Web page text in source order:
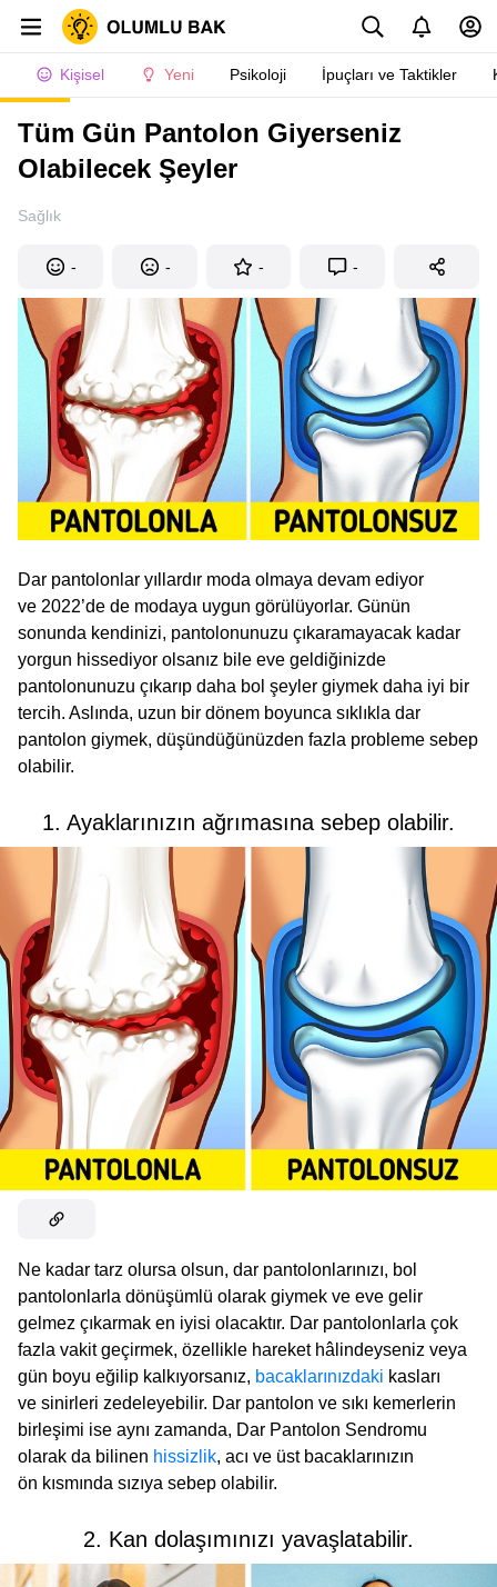
Kişisel Yeni Psikoloji İpuçları ve Taktikler
Tüm Gün Pantolon Giyerseniz
Olabilecek Şeyler
Sağlık
- - - -
Dar pantolonlar yıllardır moda olmaya devam ediyor
ve 2022’de de modaya uygun görülüyorlar. Günün
sonunda kendinizi, pantolonunuzu çıkaramayacak kadar
yorgun hissediyor olsanız bile eve geldiğinizde
pantolonunuzu çıkarıp daha bol şeyler giymek daha iyi bir
tercih. Aslında, uzun bir dönem boyunca sıklıkla dar
pantolon giymek, düşündüğünüzden fazla probleme sebep
olabilir.
1. Ayaklarınızın ağrımasına sebep olabilir.
Ne kadar tarz olursa olsun, dar pantolonlarınızı, bol
pantolonlarla dönüşümlü olarak giymek ve eve gelir
gelmez çıkarmak en iyisi olacaktır. Dar pantolonlarla çok
fazla vakit geçirmek, özellikle hareket hâlindeyseniz veya
gün boyu eğilip kalkıyorsanız, bacaklarınızdaki kasları
ve sinirleri zedeleyebilir. Dar pantolon ve sıkı kemerlerin
birleşimi ise aynı zamanda, Dar Pantolon Sendromu
olarak da bilinen hissizlik, acı ve üst bacaklarınızın
ön kısmında sızıya sebep olabilir.
2. Kan dolaşımınızı yavaşlatabilir.